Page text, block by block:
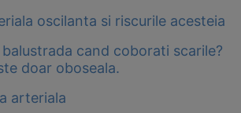
oscilanta si riscurile acesteia
cand coborati scarile?
doar oboseala.
arteriala